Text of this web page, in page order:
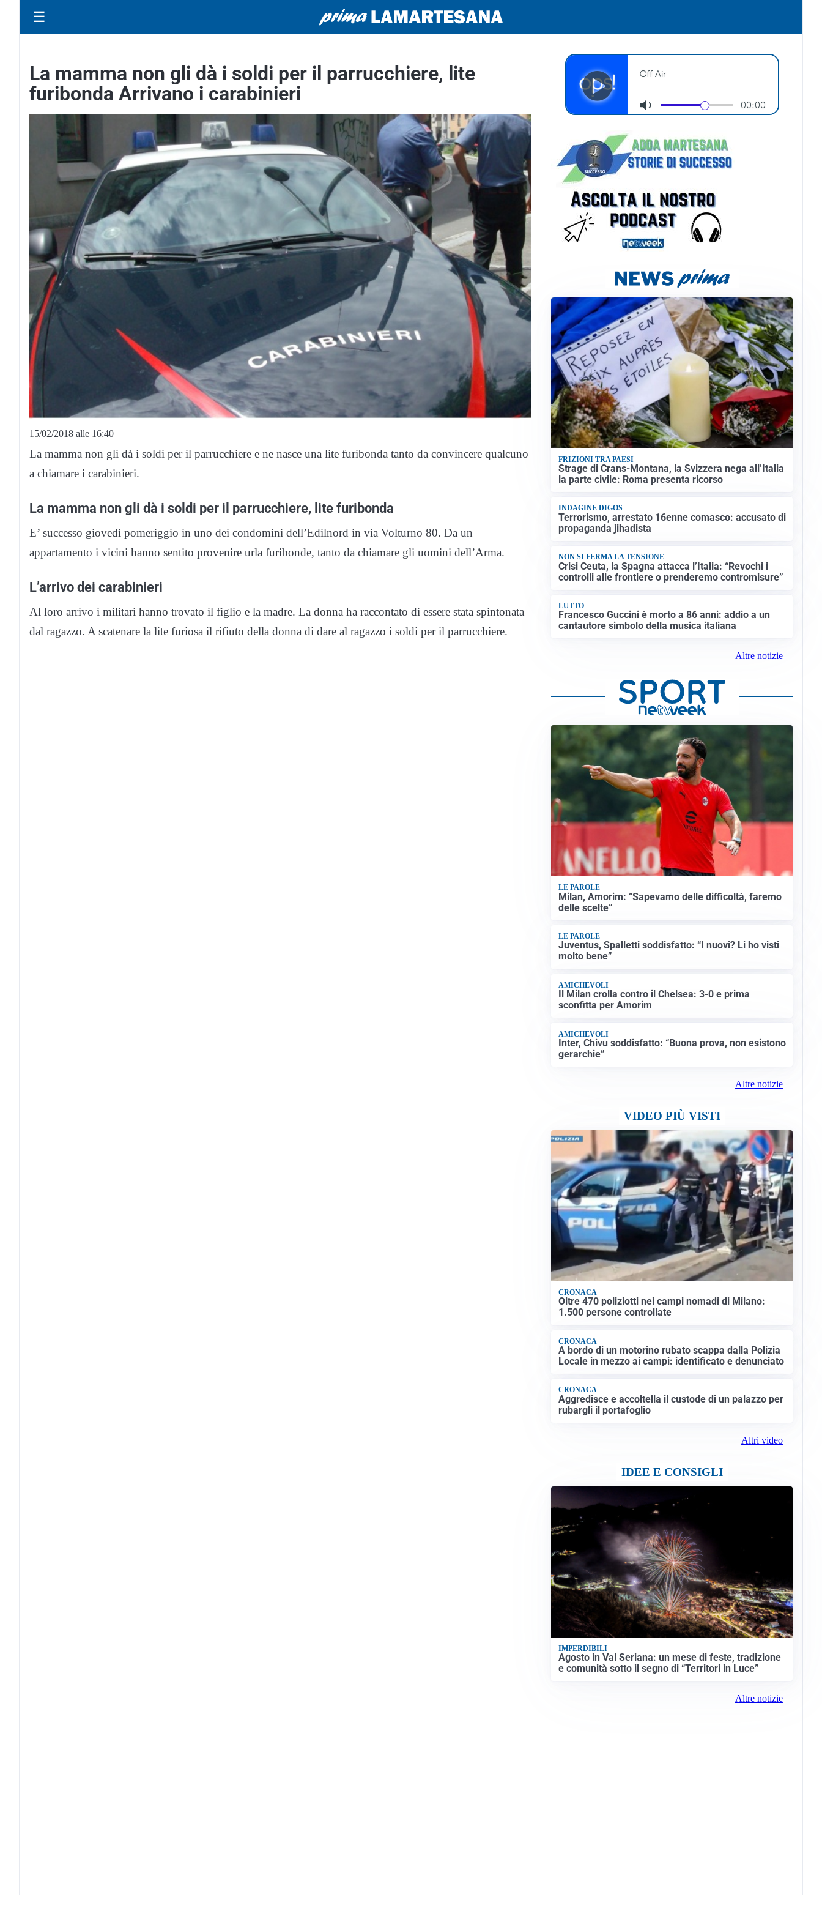
☰
La mamma non gli dà i soldi per il parrucchiere, lite
furibonda Arrivano i carabinieri
15/02/2018 alle 16:40
La mamma non gli dà i soldi per il parrucchiere e ne nasce una lite furibonda tanto da convincere qualcuno
a chiamare i carabinieri.
La mamma non gli dà i soldi per il parrucchiere, lite furibonda
E’ successo giovedì pomeriggio in uno dei condomini dell’Edilnord in via Volturno 80. Da un
appartamento i vicini hanno sentito provenire urla furibonde, tanto da chiamare gli uomini dell’Arma.
L’arrivo dei carabinieri
Al loro arrivo i militari hanno trovato il figlio e la madre. La donna ha raccontato di essere stata spintonata
dal ragazzo. A scatenare la lite furiosa il rifiuto della donna di dare al ragazzo i soldi per il parrucchiere.
FRIZIONI TRA PAESI
Strage di Crans-Montana, la Svizzera nega all’Italia
la parte civile: Roma presenta ricorso
INDAGINE DIGOS
Terrorismo, arrestato 16enne comasco: accusato di
propaganda jihadista
NON SI FERMA LA TENSIONE
Crisi Ceuta, la Spagna attacca l’Italia: “Revochi i
controlli alle frontiere o prenderemo contromisure”
LUTTO
Francesco Guccini è morto a 86 anni: addio a un
cantautore simbolo della musica italiana
Altre notizie
LE PAROLE
Milan, Amorim: “Sapevamo delle difficoltà, faremo
delle scelte”
LE PAROLE
Juventus, Spalletti soddisfatto: “I nuovi? Li ho visti
molto bene”
AMICHEVOLI
Il Milan crolla contro il Chelsea: 3-0 e prima
sconfitta per Amorim
AMICHEVOLI
Inter, Chivu soddisfatto: “Buona prova, non esistono
gerarchie”
Altre notizie
VIDEO PIÙ VISTI
CRONACA
Oltre 470 poliziotti nei campi nomadi di Milano:
1.500 persone controllate
CRONACA
A bordo di un motorino rubato scappa dalla Polizia
Locale in mezzo ai campi: identificato e denunciato
CRONACA
Aggredisce e accoltella il custode di un palazzo per
rubargli il portafoglio
Altri video
IDEE E CONSIGLI
IMPERDIBILI
Agosto in Val Seriana: un mese di feste, tradizione
e comunità sotto il segno di “Territori in Luce”
Altre notizie